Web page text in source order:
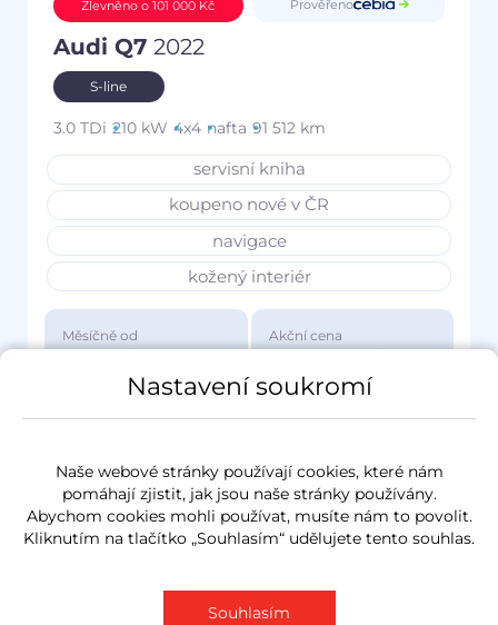
Zlevněno o 101 000 Kč Prověřeno
Audi Q7 2022
S-line
3.0 TDi 210 kW 4x4 nafta 91 512 km
servisní kniha
koupeno nové v ČR
navigace
kožený interiér
Měsíčně od
3 417 Kč
Akční cena
1 149 000 Kč
Nastavení soukromí
Naše webové stránky používají cookies, které nám
pomáhají zjistit, jak jsou naše stránky používány.
Abychom cookies mohli používat, musíte nám to povolit.
Kliknutím na tlačítko „Souhlasím“ udělujete tento souhlas.
Souhlasím